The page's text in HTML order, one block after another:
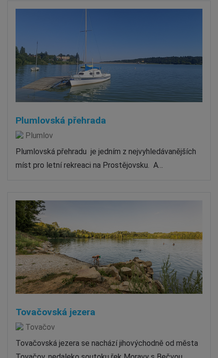
Plumlovská přehrada
Plumlov
Plumlovská přehradu je jedním z nejvyhledávanějších
míst pro letní rekreaci na Prostějovsku. A…
Tovačovská jezera
Tovačov
Tovačovská jezera se nachází jihovýchodně od města